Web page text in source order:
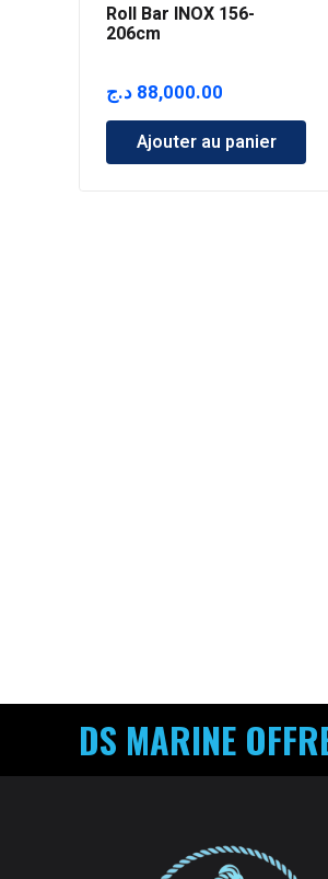
Roll Bar INOX 156-
206cm
88,000.00 د.ج
Ajouter au panier
DS MARINE